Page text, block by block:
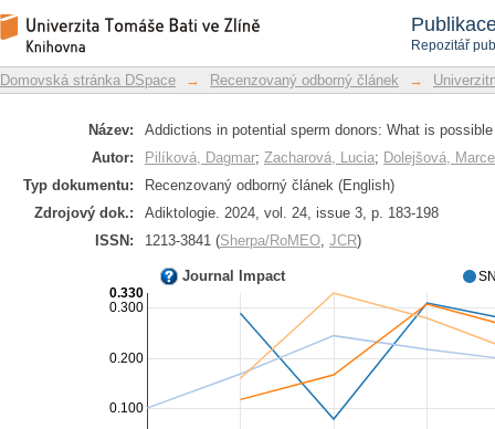
Repozitář
Addictions in potential sperm
Repozitář DSpace/Manakin
Domovská stránka DSpace → Recenzovaný odborný článek →
Název:
Addictions in potential sperm donors: What is
Autor:
Pilíková, Dagmar; Zacharová, Lucia; Dolejšová,
Typ dokumentu:
Recenzovaný odborný článek (English)
Zdrojový dok.:
Adiktologie. 2024, vol. 24, issue 3, p. 183-198
ISSN:
1213-3841 (Sherpa/RoMEO, JCR)
Journal Impact
0.100
0.200
0.300
0.330